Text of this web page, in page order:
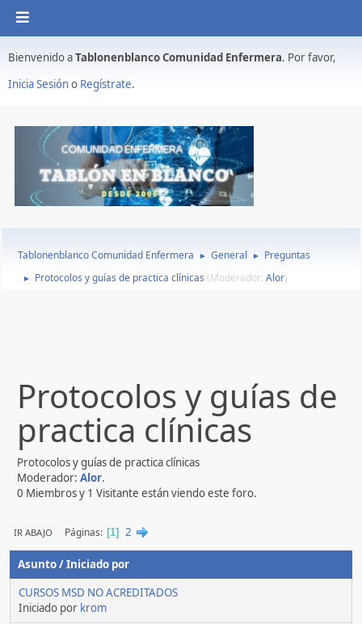
Bienvenido aTablonenblanco Comunidad Enfermera. Por favor,
Inicia Sesióno Regístrate.
Tablonenblanco Comunidad Enfermera ► General ► Preguntas
► Protocolos y guías de practica clínicas (Moderador: Alor)
Protocolos y guías de
practica clínicas
Protocolos y guías de practica clínicas
Moderador: Alor.
0 Miembros y 1 Visitante están viendo este foro.
IR ABAJO Páginas 1 2
Asunto/Iniciado por
CURSOS MSD NO ACREDITADOS
Iniciado por krom